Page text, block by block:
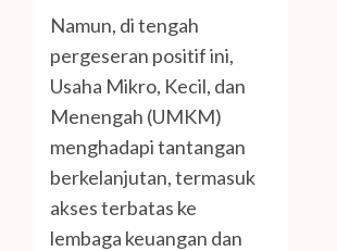
Namun, di tengah
pergeseran positif ini,
Usaha Mikro, Kecil, dan
Menengah (UMKM)
menghadapi tantangan
berkelanjutan, termasuk
akses terbatas ke
lembaga keuangan dan